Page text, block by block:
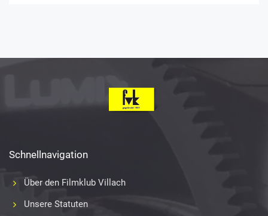
Schnellnavigation
Über den Filmklub Villach
Unsere Statuten